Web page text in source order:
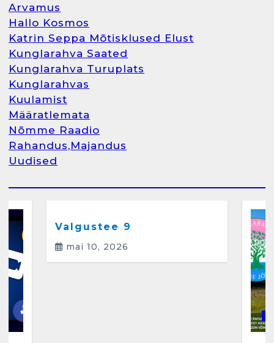
1
2
Kunglarahva Turuplats
kokkusaamise koht Soomes,
märts 24, 2025
Arvamus
Hallo Kosmos
Katrin Seppa Mõtisklused Elust
Kunglarahva Saated
Kunglarahva Turuplats
Kunglarahvas
Kuulamist
Määratlemata
Nõmme Raadio
Rahandus,Majandus
Uudised
Valgustee 9
mai 10, 2026